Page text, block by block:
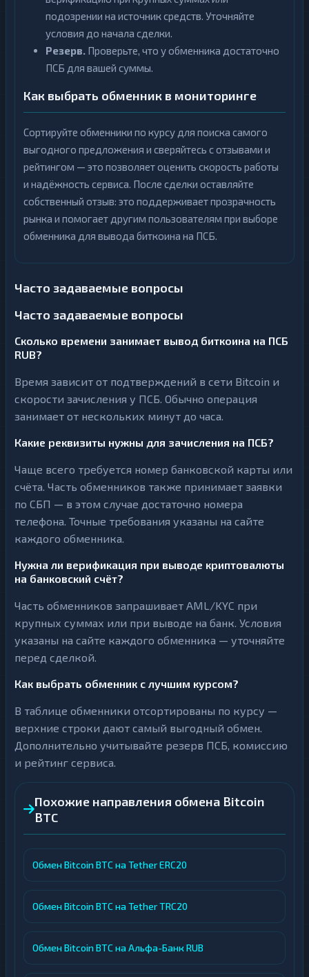
подозрении на источник средств. Уточняйте
условия до начала сделки.
Резерв. Проверьте, что у обменника достаточно
ПСБ для вашей суммы.
Как выбрать обменник в мониторинге
Сортируйте обменники по курсу для поиска самого
выгодного предложения и сверяйтесь с отзывами и
рейтингом — это позволяет оценить скорость работы
и надёжность сервиса. После сделки оставляйте
собственный отзыв: это поддерживает прозрачность
рынка и помогает другим пользователям при выборе
обменника для вывода биткоина на ПСБ.
Часто задаваемые вопросы
Часто задаваемые вопросы
Сколько времени занимает вывод биткоина на ПСБ
RUB?
Время зависит от подтверждений в сети Bitcoin и
скорости зачисления у ПСБ. Обычно операция
занимает от нескольких минут до часа.
Какие реквизиты нужны для зачисления на ПСБ?
Чаще всего требуется номер банковской карты или
счёта. Часть обменников также принимает заявки
по СБП — в этом случае достаточно номера
телефона. Точные требования указаны на сайте
каждого обменника.
Нужна ли верификация при выводе криптовалюты
на банковский счёт?
Часть обменников запрашивает AML/KYC при
крупных суммах или при выводе на банк. Условия
указаны на сайте каждого обменника — уточняйте
перед сделкой.
Как выбрать обменник с лучшим курсом?
В таблице обменники отсортированы по курсу —
верхние строки дают самый выгодный обмен.
Дополнительно учитывайте резерв ПСБ, комиссию
и рейтинг сервиса.
Похожие направления обмена Bitcoin
BTC
Обмен Bitcoin BTC на Tether ERC20
Обмен Bitcoin BTC на Tether TRC20
Обмен Bitcoin BTC на Альфа-Банк RUB